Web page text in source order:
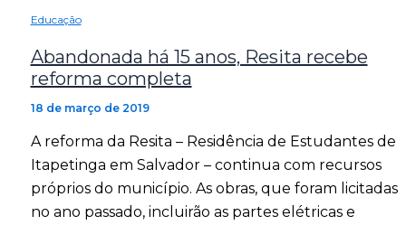
Educação
Abandonada há 15 anos, Resita recebe
reforma completa
18 de março de 2019
A reforma da Resita – Residência de Estudantes de
Itapetinga em Salvador – continua com recursos
próprios do município. As obras, que foram licitadas
no ano passado, incluirão as partes elétricas e